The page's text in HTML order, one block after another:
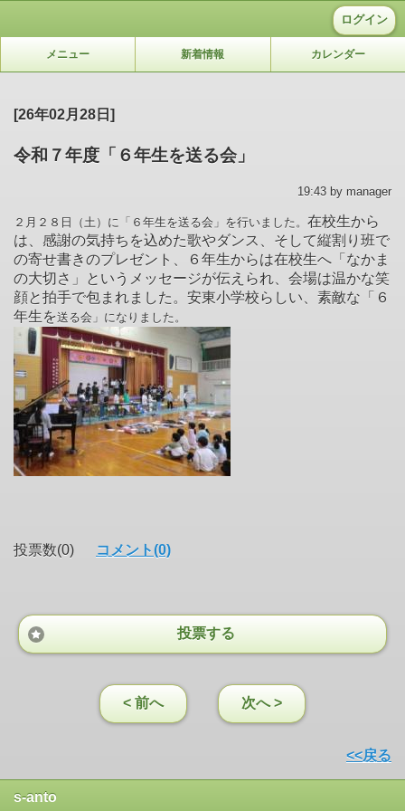
ログイン
メニュー 新着情報 カレンダー
[26年02月28日]
令和７年度「６年生を送る会」
19:43 by manager
２月２８日（土）に「６年生を送る会」を行いました。 在校生から
は、感謝の気持ちを込めた歌やダンス、そして縦割り班で
の寄せ書きのプレゼント、６年生からは在校生へ「なかま
の大切さ」というメッセージが伝えられ、会場は温かな笑
顔と拍手で包まれました。安東小学校らしい、素敵な「６
年生を送る会」になりました。
投票数(0) コメント(0)
投票する
< 前へ 次へ >
<<戻る
s-anto